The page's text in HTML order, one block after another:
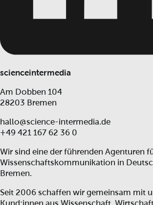
scienceintermedia
Am Dobben 104
28203 Bremen
hallo@science-intermedia.de
+49 421 167 62 36 0
Wir sind eine der führenden Agenturen
Wissenschaftskommunikation in
Bremen.
Seit 2006 schaffen wir gemeinsam mit